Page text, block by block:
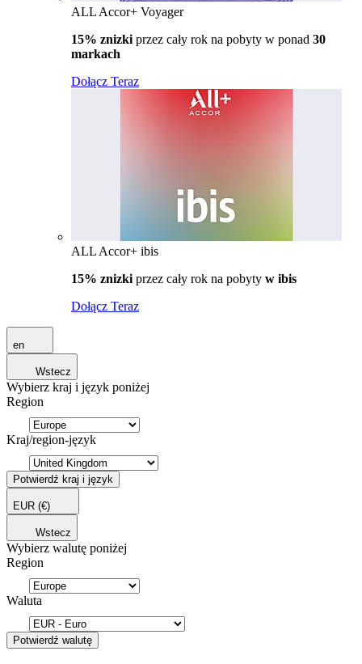
ALL Accor+ Voyager
15% znizki przez cały rok na pobyty w ponad 30
markach
Dołącz Teraz
ALL Accor+ ibis
15% znizki przez cały rok na pobyty w ibis
Dołącz Teraz
en
Wstecz
Wybierz kraj i język poniżej
Region
Kraj/region-język
Potwierdź kraj i język
EUR (€)
Wstecz
Wybierz walutę poniżej
Region
Waluta
Potwierdź walutę